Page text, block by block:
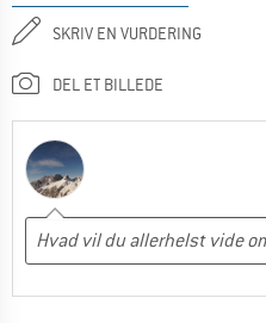
SKRIV EN VURDERING
DEL ET BILLEDE